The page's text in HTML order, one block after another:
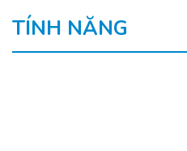
TÍNH NĂNG